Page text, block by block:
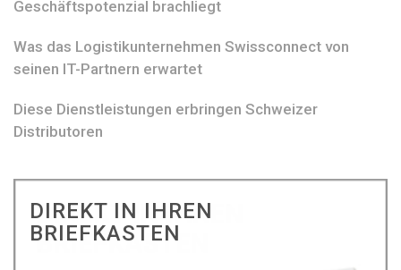
Geschäftspotenzial brachliegt
Was das Logistikunternehmen Swissconnect von
seinen IT-Partnern erwartet
Diese Dienstleistungen erbringen Schweizer
Distributoren
DIREKT IN IHREN
BRIEFKASTEN